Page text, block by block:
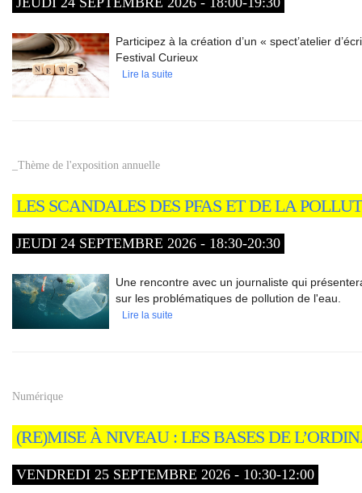
Participez à la création d’un « spect’atelier
Festival Curieux
Lire la suite
_Thème de l'exposition annuelle
LES SCANDALES DES PFAS ET DE LA
JEUDI 24 SEPTEMBRE 2026 - 18:30-20:30
Une rencontre avec un journaliste qui
sur les problématiques de pollution de l'eau.
Lire la suite
Numérique
(RE)MISE À NIVEAU : LES BASES DE
VENDREDI 25 SEPTEMBRE 2026 - 10:30-12:00